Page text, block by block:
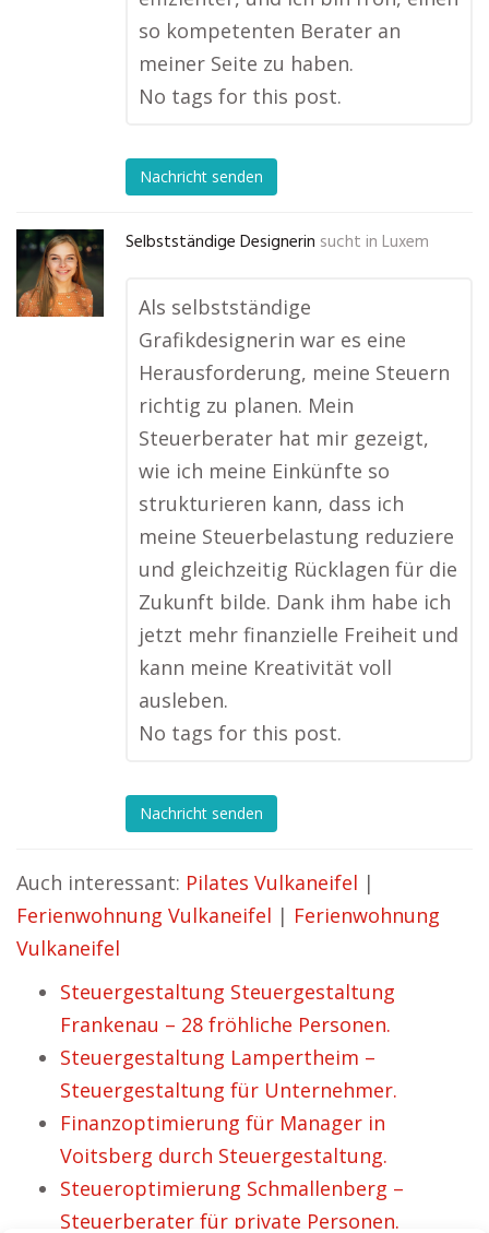
so kompetenten Berater an
meiner Seite zu haben.
No tags for this post.
Nachricht senden
Selbstständige Designerin sucht in Luxem
Als selbstständige
Grafikdesignerin war es eine
Herausforderung, meine Steuern
richtig zu planen. Mein
Steuerberater hat mir gezeigt,
wie ich meine Einkünfte so
strukturieren kann, dass ich
meine Steuerbelastung reduziere
und gleichzeitig Rücklagen für die
Zukunft bilde. Dank ihm habe ich
jetzt mehr finanzielle Freiheit und
kann meine Kreativität voll
ausleben.
No tags for this post.
Nachricht senden
Auch interessant: Pilates Vulkaneifel |
Ferienwohnung Vulkaneifel | Ferienwohnung
Vulkaneifel
Steuergestaltung Steuergestaltung
Frankenau – 28 fröhliche Personen.
Steuergestaltung Lampertheim –
Steuergestaltung für Unternehmer.
Finanzoptimierung für Manager in
Voitsberg durch Steuergestaltung.
Steueroptimierung Schmallenberg –
Steuerberater für private Personen.